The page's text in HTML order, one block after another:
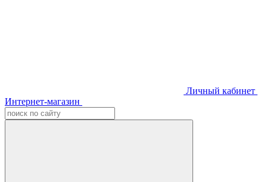
Личный кабинет
Интернет-магазин